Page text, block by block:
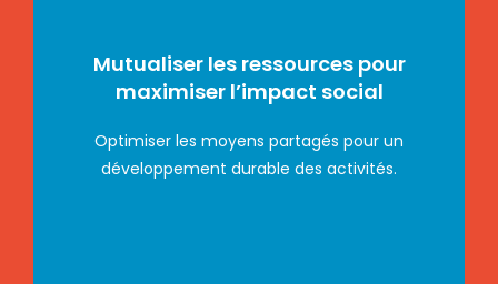
Mutualiser les ressources pour
maximiser l’impact social
Optimiser les moyens partagés pour un
développement durable des activités.